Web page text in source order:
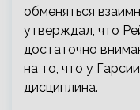
обменяться
утверждал, что
достаточно
на то, что у
дисциплина.